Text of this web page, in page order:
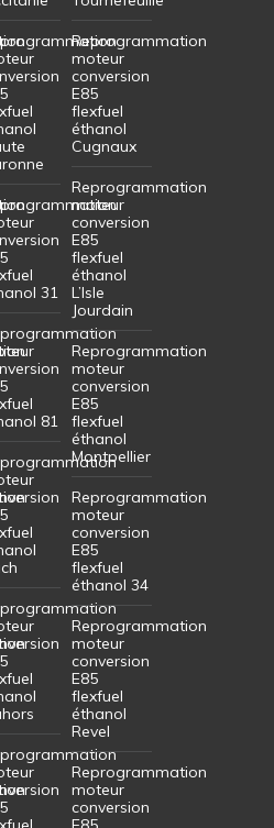
31
81
Reprogrammation
moteur
conversion
E85
flexfuel
éthanol
Cugnaux
Reprogrammation
moteur
conversion
E85
flexfuel
éthanol
L’Isle
Jourdain
Reprogrammation
moteur
conversion
E85
flexfuel
éthanol
Montpellier
Reprogrammation
moteur
conversion
E85
flexfuel
éthanol 34
Reprogrammation
moteur
conversion
E85
flexfuel
éthanol
Revel
Reprogrammation
moteur
conversion